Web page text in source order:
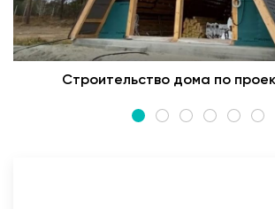
Строительство дома по